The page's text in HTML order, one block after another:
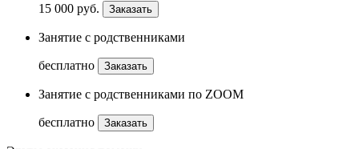
15 000 руб. Заказать
Занятие с родственниками
бесплатно Заказать
Занятие с родственниками по ZOOM
бесплатно Заказать